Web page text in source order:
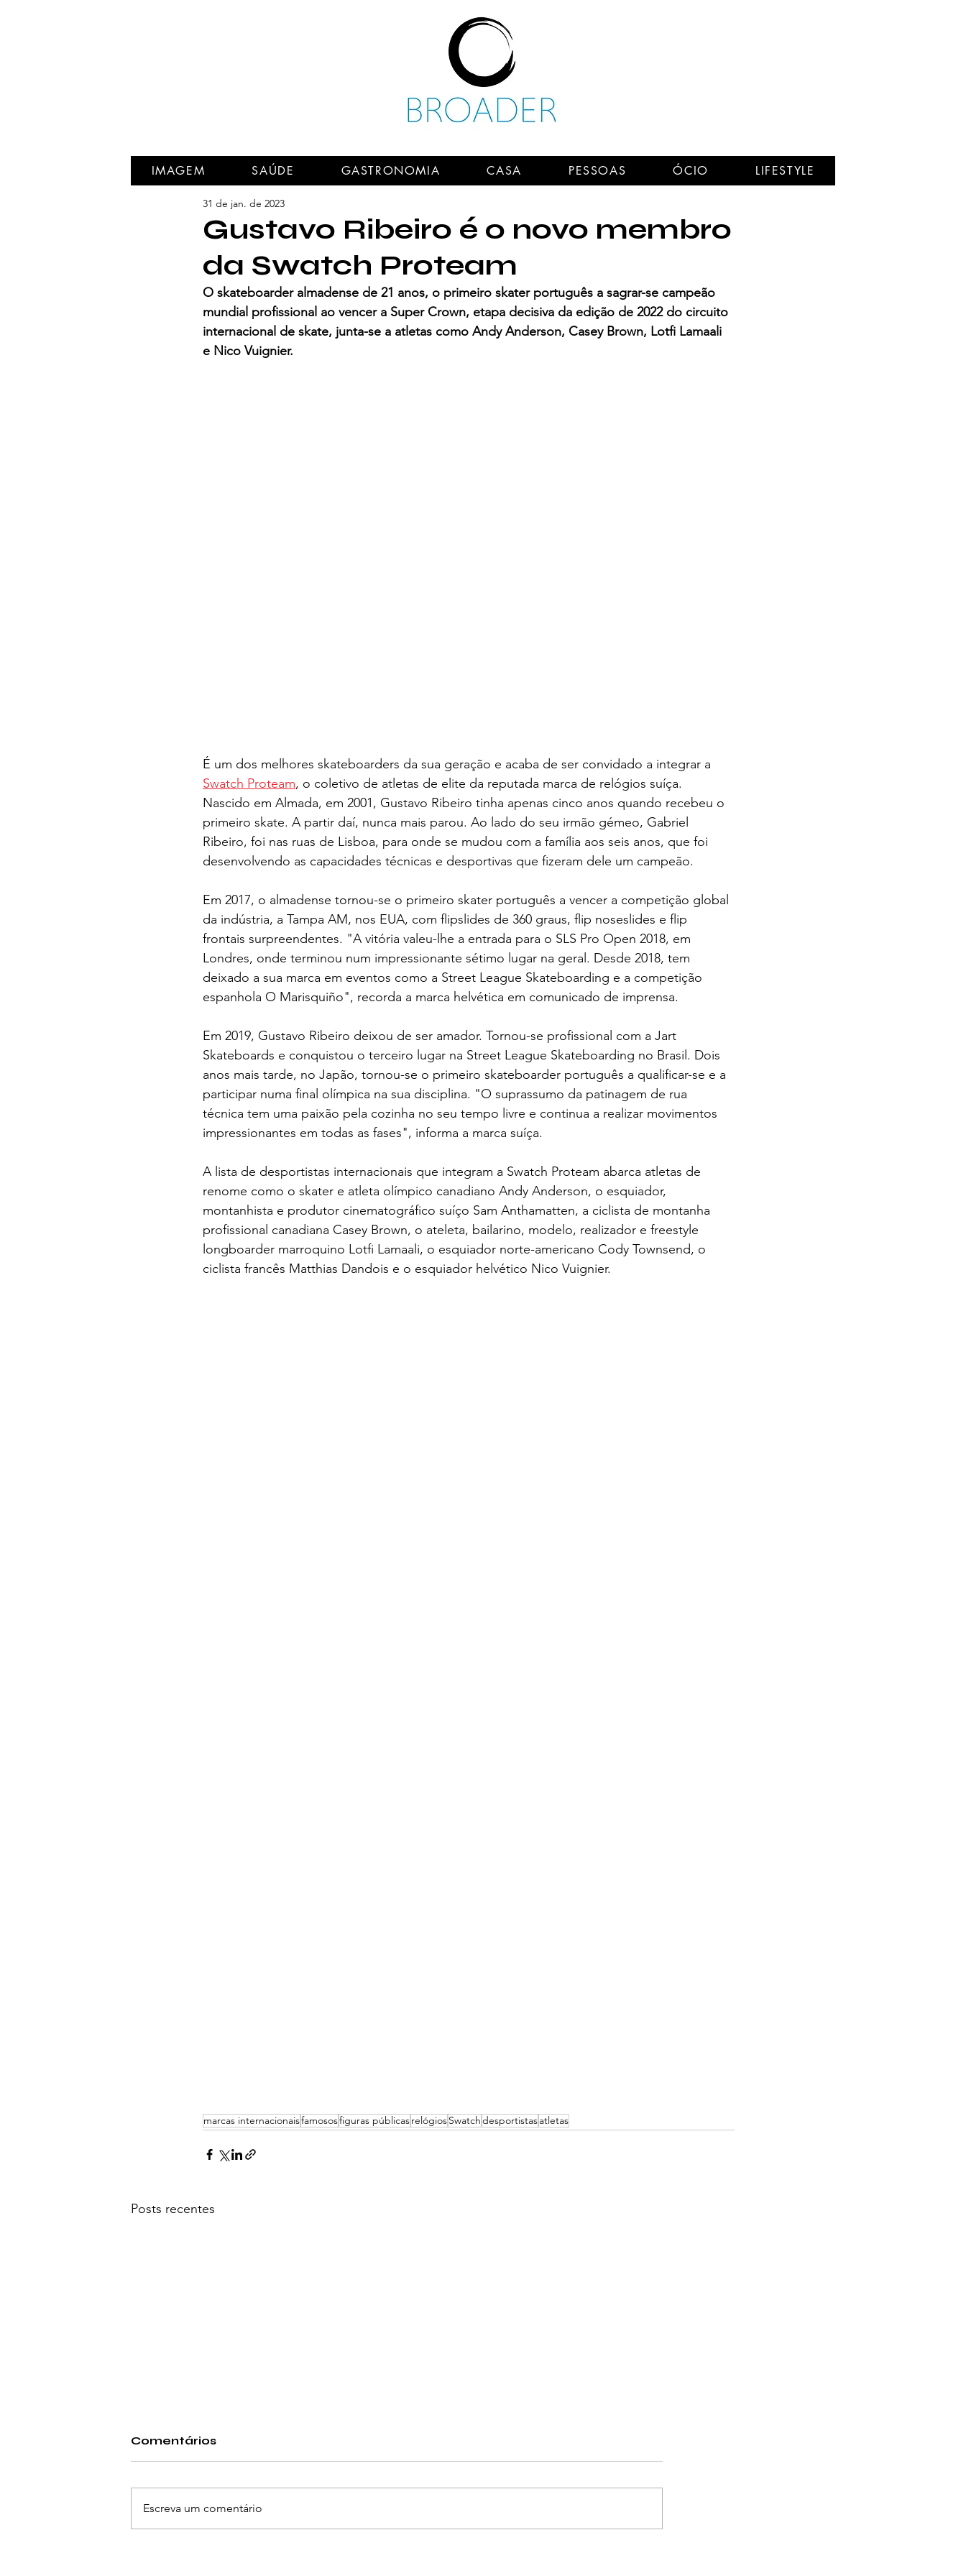
IMAGEM SAÚDE GASTRONOMIA CASA PESSOAS ÓCIO LIFESTYLE
Gustavo Ribeiro é o novo membro
da Swatch Proteam
31 de jan. de 2023
O skateboarder almadense de 21 anos, o primeiro skater português a sagrar-se campeão
mundial profissional ao vencer a Super Crown, etapa decisiva da edição de 2022 do circuito
internacional de skate, junta-se a atletas como Andy Anderson, Casey Brown, Lotfi Lamaali
e Nico Vuignier.
É um dos melhores skateboarders da sua geração e acaba de ser convidado a integrar a
Swatch Proteam, o coletivo de atletas de elite da reputada marca de relógios suíça.
Nascido em Almada, em 2001, Gustavo Ribeiro tinha apenas cinco anos quando recebeu o
primeiro skate. A partir daí, nunca mais parou. Ao lado do seu irmão gémeo, Gabriel
Ribeiro, foi nas ruas de Lisboa, para onde se mudou com a família aos seis anos, que foi
desenvolvendo as capacidades técnicas e desportivas que fizeram dele um campeão.
Em 2017, o almadense tornou-se o primeiro skater português a vencer a competição global
da indústria, a Tampa AM, nos EUA, com flipslides de 360 graus, flip noseslides e flip
frontais surpreendentes. "A vitória valeu-lhe a entrada para o SLS Pro Open 2018, em
Londres, onde terminou num impressionante sétimo lugar na geral. Desde 2018, tem
deixado a sua marca em eventos como a Street League Skateboarding e a competição
espanhola O Marisquiño", recorda a marca helvética em comunicado de imprensa.
Em 2019, Gustavo Ribeiro deixou de ser amador. Tornou-se profissional com a Jart
Skateboards e conquistou o terceiro lugar na Street League Skateboarding no Brasil. Dois
anos mais tarde, no Japão, tornou-se o primeiro skateboarder português a qualificar-se e a
participar numa final olímpica na sua disciplina. "O suprassumo da patinagem de rua
técnica tem uma paixão pela cozinha no seu tempo livre e continua a realizar movimentos
impressionantes em todas as fases", informa a marca suíça.
A lista de desportistas internacionais que integram a Swatch Proteam abarca atletas de
renome como o skater e atleta olímpico canadiano Andy Anderson, o esquiador,
montanhista e produtor cinematográfico suíço Sam Anthamatten, a ciclista de montanha
profissional canadiana Casey Brown, o ateleta, bailarino, modelo, realizador e freestyle
longboarder marroquino Lotfi Lamaali, o esquiador norte-americano Cody Townsend, o
ciclista francês Matthias Dandois e o esquiador helvético Nico Vuignier.
marcas internacionaisfamososfiguras públicasrelógiosSwatchdesportistasatletas
Posts recentes
Comentários
Escreva um comentário